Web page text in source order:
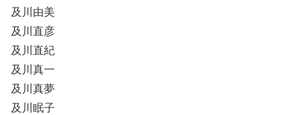
及川由美
及川直彦
及川直紀
及川真一
及川真夢
及川眠子